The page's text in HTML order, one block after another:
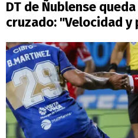
DT de Ñublense
cruzado: "Velocidad y